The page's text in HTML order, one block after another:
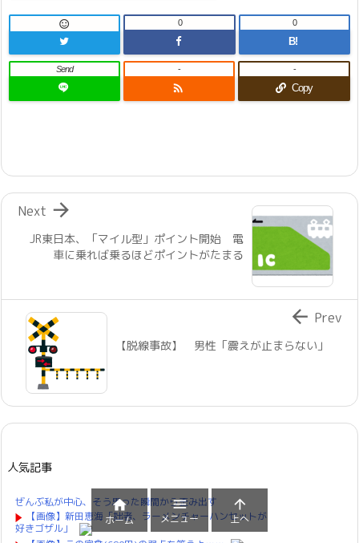
 0
B!
0
Send

-
Copy
-
JR東日本、「マイル型」ポイント開始 電
車に乗れば乗るほどポイントがたまる

Next
【脱線事故】 男性「震えが止まらない」
 Prev
人気記事
ぜんぶ私が中心、そう思った瞬間から歪み出す
【画像】新田恵海「拙者、ラーメンチャーハンセットが
好きゴザル」

ホーム

メニュー

上へ